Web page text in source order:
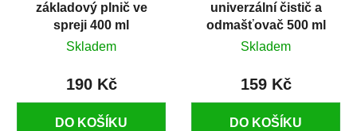
základový plnič ve
spreji 400 ml
Skladem
190 Kč
DO KOŠÍKU
univerzální čistič a
odmašťovač 500 ml
Skladem
159 Kč
DO KOŠÍKU